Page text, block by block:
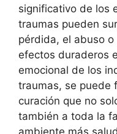
significativo de los
traumas pueden
pérdida, el abuso
efectos duraderos
emocional de los
traumas, se puede
curación que no
también a toda la
ambiente más